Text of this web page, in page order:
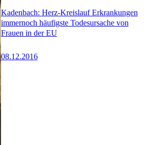
Kadenbach: Herz-Kreislauf Erkrankungen
immernoch häufigste Todesursache von
Frauen in der EU
08.12.2016